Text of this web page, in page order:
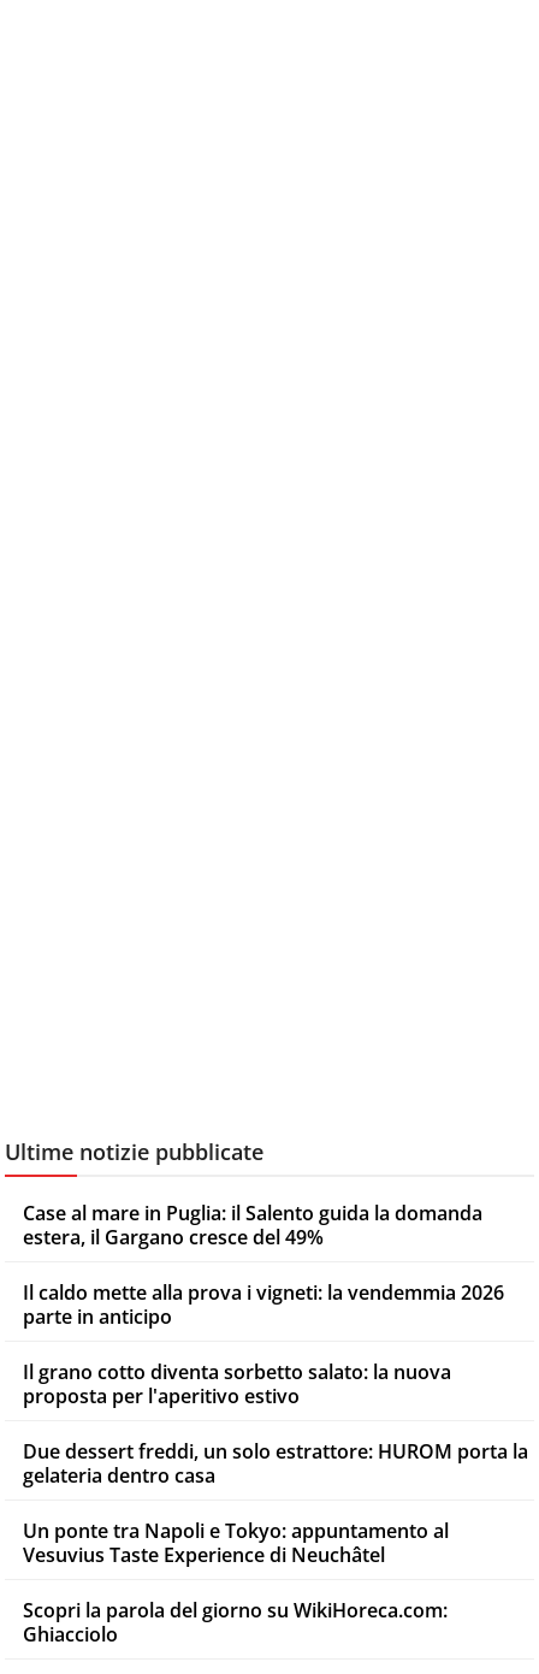
Ultime notizie pubblicate
Case al mare in Puglia: il Salento guida la domanda
estera, il Gargano cresce del 49%
Il caldo mette alla prova i vigneti: la vendemmia 2026
parte in anticipo
Il grano cotto diventa sorbetto salato: la nuova
proposta per l'aperitivo estivo
Due dessert freddi, un solo estrattore: HUROM porta la
gelateria dentro casa
Un ponte tra Napoli e Tokyo: appuntamento al
Vesuvius Taste Experience di Neuchâtel
Scopri la parola del giorno su WikiHoreca.com:
Ghiacciolo